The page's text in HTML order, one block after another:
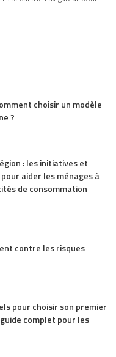
choisir un modèle
?
: les initiatives et
aider les ménages à
de consommation
contre les risques
pour choisir son premier
complet pour les